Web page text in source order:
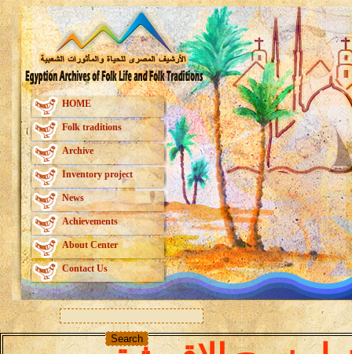
HOME
Folk traditions
Archive
Inventory project
News
Achievements
About Center
Contact Us